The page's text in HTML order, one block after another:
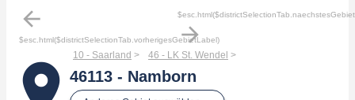
arrow_back
$esc.html($districtSelectionTab.vorherigesGebietLabel)
arrow_forward
10 - Saarland 46 - LK St. Wendel
46113 - Namborn